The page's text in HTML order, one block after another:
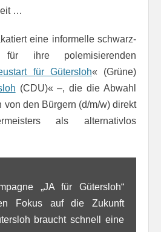
…
eine informelle schwarz-
ihre polemisierenden
für Gütersloh« (Grüne)
(CDU)« –, die die Abwahl
von den Bürgern (d/m/w) direkt
als alternativlos
„JA für Gütersloh“
Fokus auf die Zukunft
braucht schnell eine